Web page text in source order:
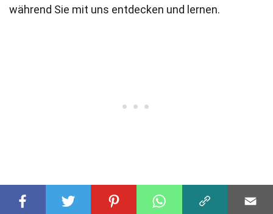
während Sie mit uns entdecken und lernen.
Teile diesen Fakt: